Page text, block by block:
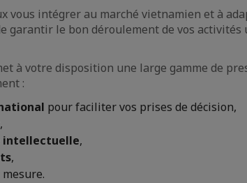
vous intégrer au marché vietnamien et à
garantir le bon déroulement de vos activités
à votre disposition une large gamme de
:
pour faciliter vos prises de décision,
,
intellectuelle,
,